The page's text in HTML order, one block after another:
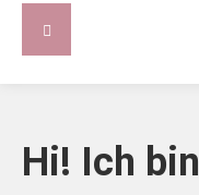
Hi! Ich bin